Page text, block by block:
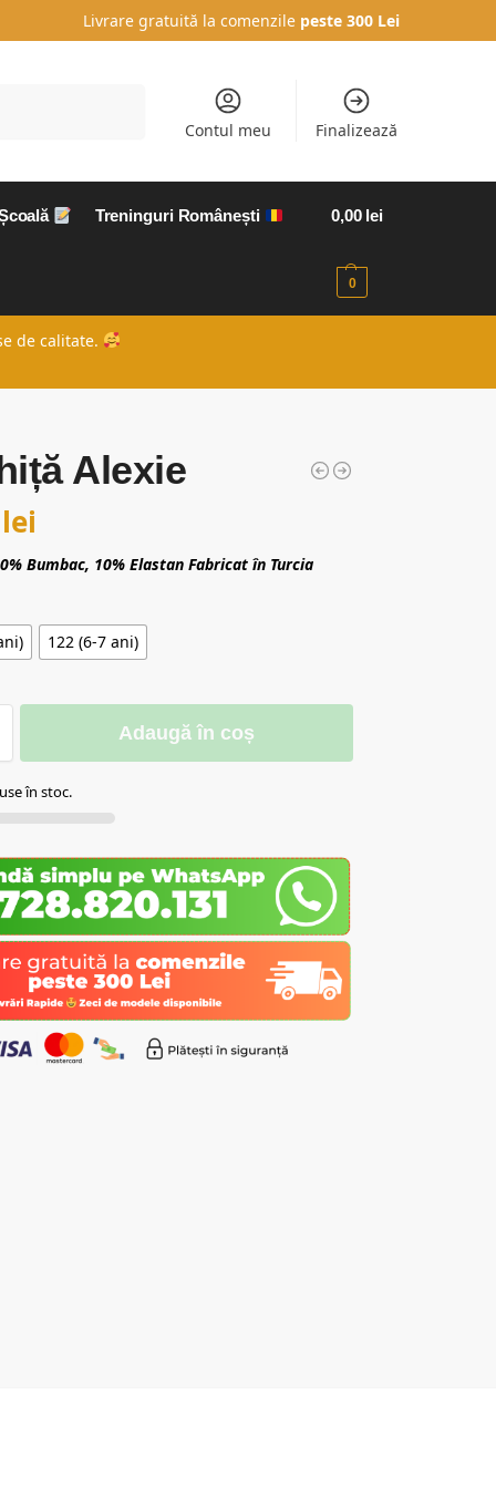
Livrare gratuită la comenzile peste 300 Lei
Contul meu Finalizează
Treninguri Românești 0,00 lei
0
de calitate.
Alexie
lei
Bumbac, 10% Elastan Fabricat în Turcia
122 (6-7 ani)
Adaugă în coș
în stoc.